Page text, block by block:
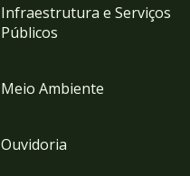
Infraestrutura e Serviços
Públicos
Meio Ambiente
Ouvidoria